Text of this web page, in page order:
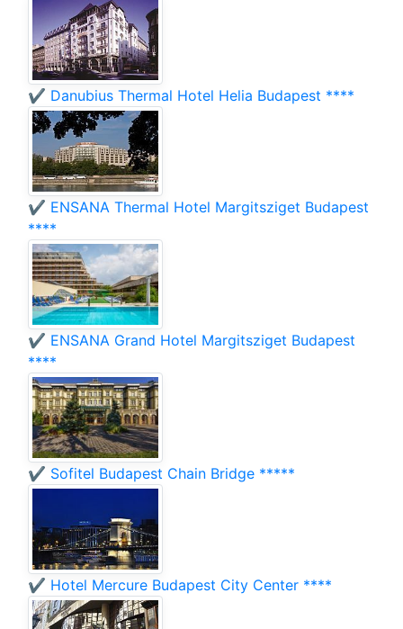
✔️ Danubius Thermal Hotel Helia Budapest ****
✔️ ENSANA Thermal Hotel Margitsziget Budapest
****
✔️ ENSANA Grand Hotel Margitsziget Budapest
****
✔️ Sofitel Budapest Chain Bridge *****
✔️ Hotel Mercure Budapest City Center ****